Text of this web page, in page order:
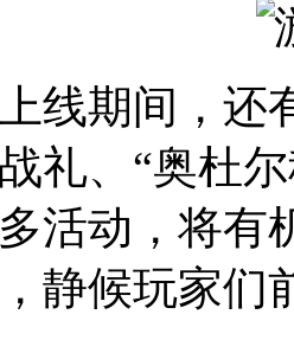
期间，还有
礼、“奥杜
活动，将有
静候玩家们